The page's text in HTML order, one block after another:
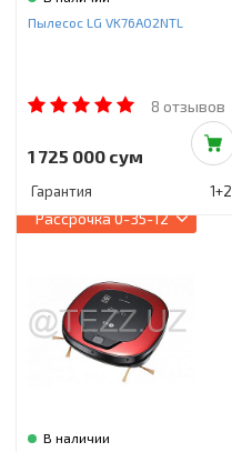
Инструменты и техника
Красота и здоровье
Фильтры для воды
Сантехника
Пылесос LG VK76A02NTL
8 отзывов
1 725 000 сум
Гарантия 1+2
Рассрочка0-35-12
В наличии